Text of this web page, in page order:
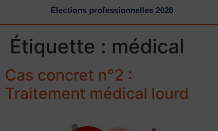
Élections professionnelles 2026
Étiquette : médical
Cas concret n°2 :
Traitement médical lourd